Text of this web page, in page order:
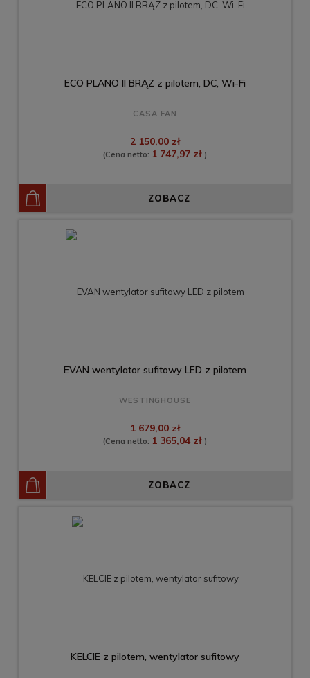
ECO PLANO II BRĄZ z pilotem, DC, Wi-Fi
CASA FAN
2 150,00 zł
(Cena netto: 1 747,97 zł )
ZOBACZ
EVAN wentylator sufitowy LED z pilotem
WESTINGHOUSE
1 679,00 zł
(Cena netto: 1 365,04 zł )
ZOBACZ
KELCIE z pilotem, wentylator sufitowy